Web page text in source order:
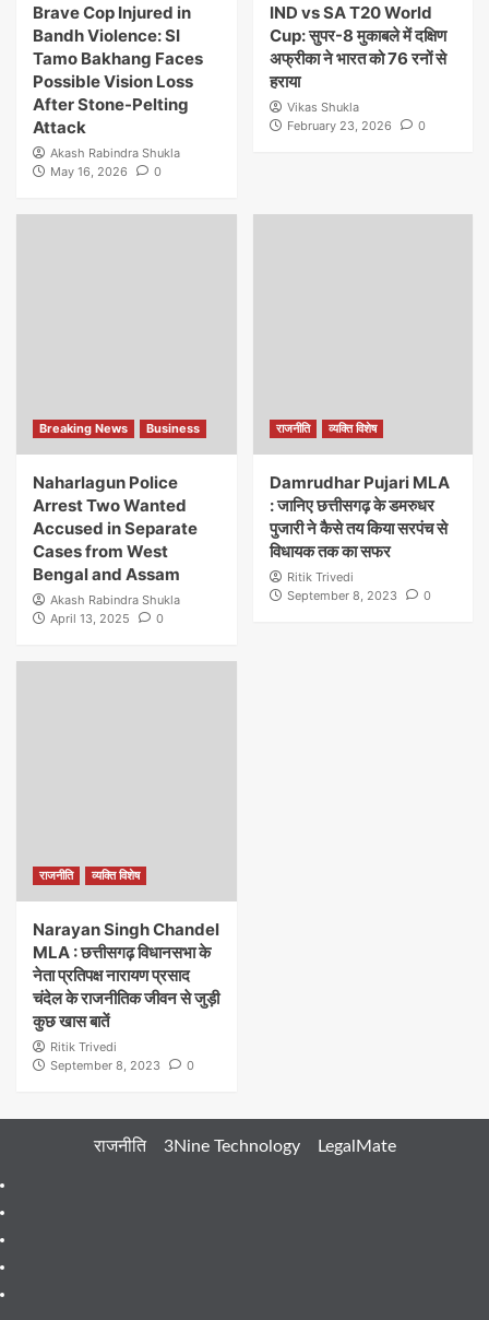
Brave Cop Injured in
Bandh Violence: SI
Tamo Bakhang Faces
Possible Vision Loss
After Stone-Pelting
Attack
Akash Rabindra Shukla
May 16, 2026
0
IND vs SA T20 World
Cup: सुपर-8 मुकाबले में दक्षिण
अफ्रीका ने भारत को 76 रनों से
हराया
Vikas Shukla
February 23, 2026
0
Breaking News Business
Naharlagun Police
Arrest Two Wanted
Accused in Separate
Cases from West
Bengal and Assam
Akash Rabindra Shukla
April 13, 2025
0
राजनीति व्यक्ति विशेष
Damrudhar Pujari MLA
: जानिए छत्तीसगढ़ के डमरुधर
पुजारी ने कैसे तय किया सरपंच से
विधायक तक का सफर
Ritik Trivedi
September 8, 2023
0
राजनीति व्यक्ति विशेष
Narayan Singh Chandel
MLA : छत्तीसगढ़ विधानसभा के
नेता प्रतिपक्ष नारायण प्रसाद
चंदेल के राजनीतिक जीवन से जुड़ी
कुछ खास बातें
Ritik Trivedi
September 8, 2023
0
राजनीति 3Nine Technology LegalMate